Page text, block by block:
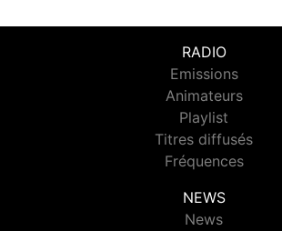
RADIO
Emissions
Animateurs
Playlist
Titres diffusés
Fréquences
NEWS
News